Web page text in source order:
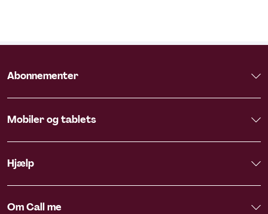
Abonnementer
Mobiler og tablets
Hjælp
Om Call me